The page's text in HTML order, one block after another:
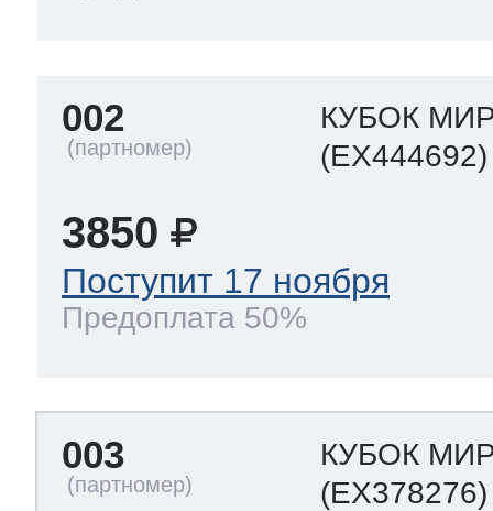
002
КУБОК
(EX444692)
3850
Поступит 17 ноября
Предоплата 50%
003
КУБОК
(EX378276)